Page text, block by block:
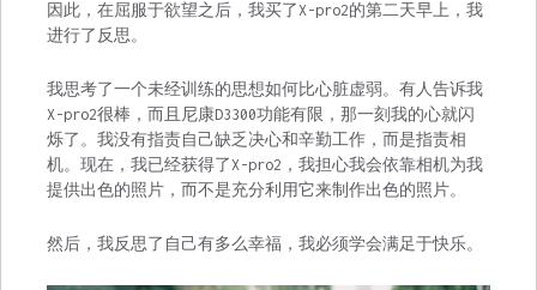
因此，在屈服于欲望之后，我买了X-pro2的第二天早上，我
进行了反思。
我思考了一个未经训练的思想如何比心脏虚弱。有人告诉我
X-pro2很棒，而且尼康D3300功能有限，那一刻我的心就闪
烁了。我没有指责自己缺乏决心和辛勤工作，而是指责相
机。现在，我已经获得了X-pro2，我担心我会依靠相机为我
提供出色的照片，而不是充分利用它来制作出色的照片。
然后，我反思了自己有多么幸福，我必须学会满足于快乐。